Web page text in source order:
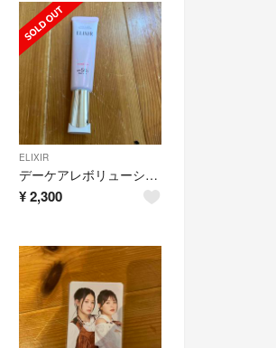
ELIXIR
デーケアレボリューション トーンアップ SP+ aa(ベビーピンク)(35g)
¥2,300